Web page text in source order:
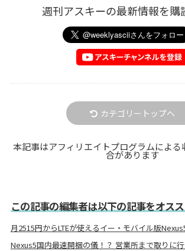
週刊アスキーの最新情報を購
カテゴリートップへ
本記事はアフィリエイトプログラムによる
合があります
この記事の編集者は以下の記事をオス
月2515円からLTEが使えるイー・モバイル版
Nexus5国内最速開梱の儀！？ 営業所まで取りに